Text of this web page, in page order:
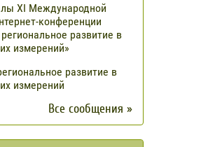
XI Международной
конференции
развитие в
измерений»
развитие в
измерений
Все сообщения »